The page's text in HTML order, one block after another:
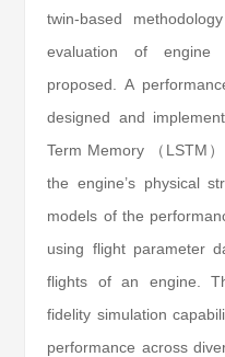
twin-based
evaluation of engine
proposed. A
designed and
Term Memory （LSTM
the engine’s physical
models of the
using flight parameter
flights of an engine.
fidelity simulation
performance across